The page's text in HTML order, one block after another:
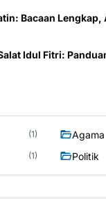
Bacaan Lengkap,
Idul Fitri:
(1) Agama
(1) Politik